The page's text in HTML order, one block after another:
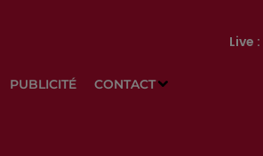
PUBLICITÉ CONTACT
Live :